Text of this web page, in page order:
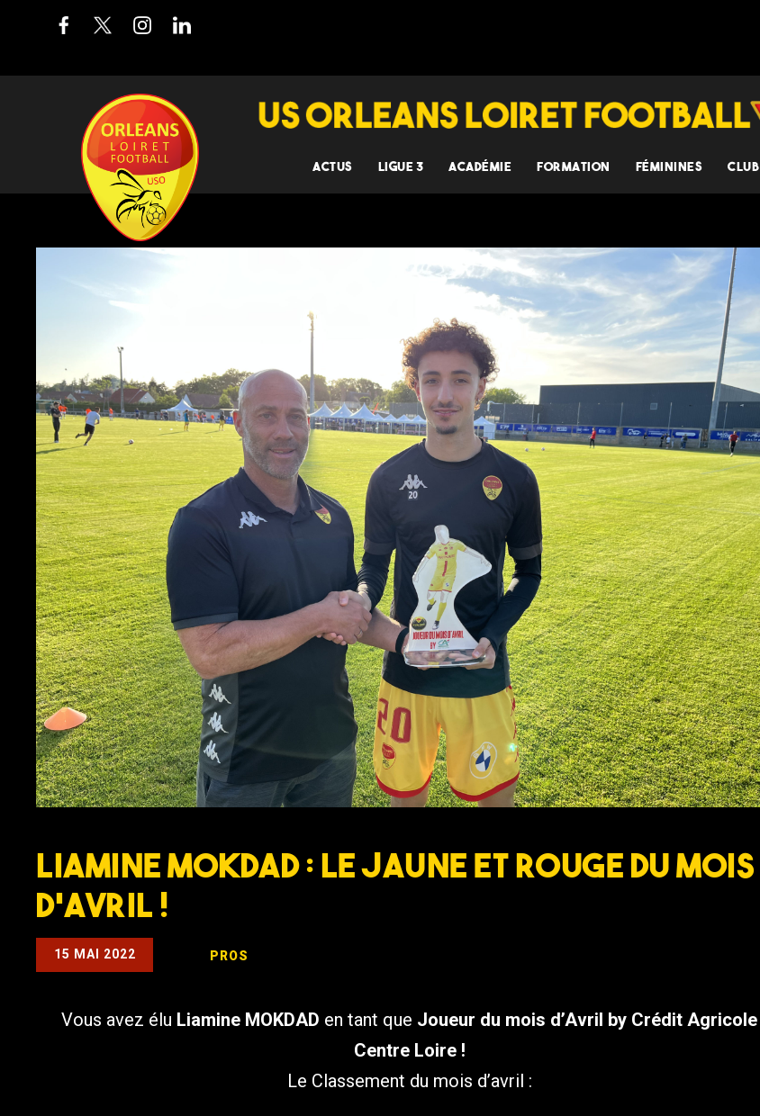
ACTUS LIGUE 3 ACADÉMIE FORMATION FÉMININES CLUB
Liamine MOKDAD : Le Jaune et Rouge du mois
d’Avril !
15 MAI 2022 PROS
Vous avez élu Liamine MOKDAD en tant que Joueur du mois d’Avril by Crédit Agricole
Centre Loire !
Le Classement du mois d’avril :